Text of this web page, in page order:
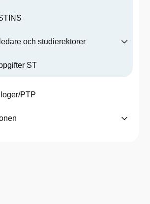
och studierektorer
ST
PTP